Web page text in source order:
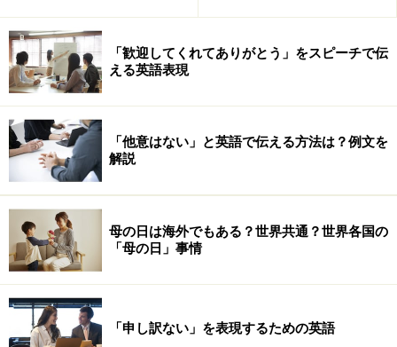
「歓迎してくれてありがとう」をスピーチで伝
える英語表現
「他意はない」と英語で伝える方法は？例文を
解説
母の日は海外でもある？世界共通？世界各国の
「母の日」事情
「申し訳ない」を表現するための英語